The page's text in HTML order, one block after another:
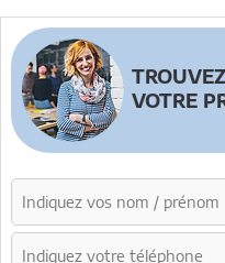
VOTRE